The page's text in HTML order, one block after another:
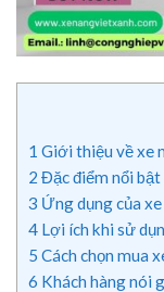
1 Giới thiệu về xe
2 Đặc điểm nổi
3 Ứng dụng của
4 Lợi ích khi sử
5 Cách chọn mua
6 Khách hàng nói